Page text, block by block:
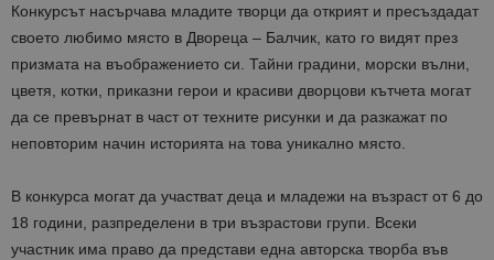
Конкурсът насърчава младите творци да открият и пресъздадат
своето любимо място в Двореца – Балчик, като го видят през
призмата на въображението си. Тайни градини, морски вълни,
цветя, котки, приказни герои и красиви дворцови кътчета могат
да се превърнат в част от техните рисунки и да разкажат по
неповторим начин историята на това уникално място.
В конкурса могат да участват деца и младежи на възраст от 6 до
18 години, разпределени в три възрастови групи. Всеки
участник има право да представи една авторска творба във